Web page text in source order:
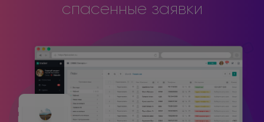
спасенные заявки